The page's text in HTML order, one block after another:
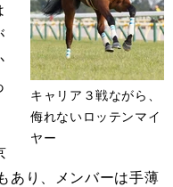
キャリア３戦ながら、
侮れないロッテンマイ
ヤー
あり、メンバーは手薄